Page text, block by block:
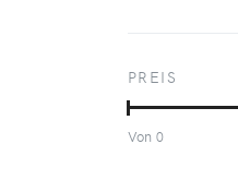
Saint Laurent
PREIS
Von 0